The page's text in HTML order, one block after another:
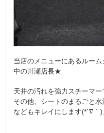
当店のメニューにあるルー
中の川瀬店長★
天井の汚れを強力スチーマー
その他、シートのまるごと
などもキレイにします(*´∇｀)